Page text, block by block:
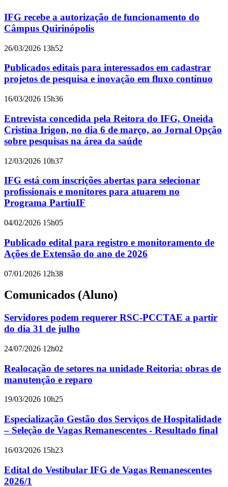
IFG recebe a autorização de funcionamento do
Câmpus Quirinópolis
26/03/2026 13h52
Publicados editais para interessados em cadastrar
projetos de pesquisa e inovação em fluxo contínuo
16/03/2026 15h36
Entrevista concedida pela Reitora do IFG, Oneida
Cristina Irigon, no dia 6 de março, ao Jornal Opção
sobre pesquisas na área da saúde
12/03/2026 10h37
IFG está com inscrições abertas para selecionar
profissionais e monitores para atuarem no
Programa PartiuIF
04/02/2026 15h05
Publicado edital para registro e monitoramento de
Ações de Extensão do ano de 2026
07/01/2026 12h38
Comunicados (Aluno)
Servidores podem requerer RSC-PCCTAE a partir
do dia 31 de julho
24/07/2026 12h02
Realocação de setores na unidade Reitoria: obras de
manutenção e reparo
19/03/2026 10h25
Especialização Gestão dos Serviços de Hospitalidade
– Seleção de Vagas Remanescentes - Resultado final
16/03/2026 15h23
Edital do Vestibular IFG de Vagas Remanescentes
2026/1